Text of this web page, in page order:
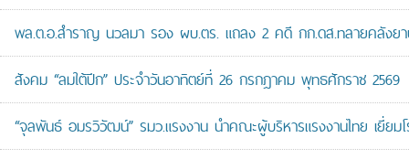
พล.ต.อ.สำราญ นวลมา รอง ผบ.ตร. แถลง 2 คดี กก.ดส.ทลายคลังย
สังคม “ลมใต้ปีก” ประจำวันอาทิตย์ที่ 26 กรกฎาคม พุทธศักราช 2569
“จุลพันธ์ อมรวิวัฒน์” รมว.แรงงาน นำคณะผู้บริหารแรงงานไทย เยี่ยม